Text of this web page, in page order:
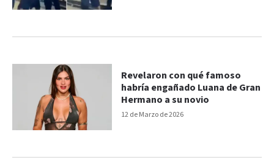
12 de Marzo de 2026
Revelaron con qué famoso
habría engañado Luana de Gran
Hermano a su novio